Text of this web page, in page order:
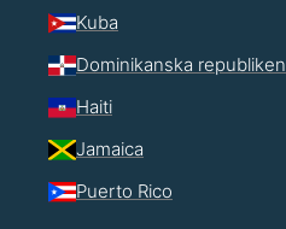
Kuba
Dominikanska republiken
Haiti
Jamaica
Puerto Rico